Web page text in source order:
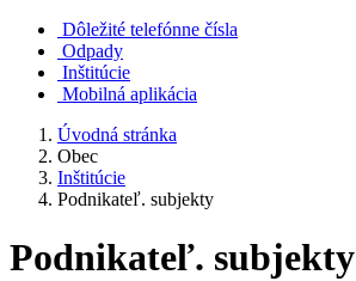
Dôležité telefónne čísla
Odpady
Inštitúcie
Mobilná aplikácia
Úvodná stránka
Obec
Inštitúcie
Podnikateľ. subjekty
Podnikateľ. subjekty